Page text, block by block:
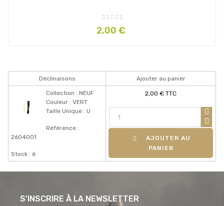
Prix
2,00 €
Déclinaisons Ajouter au panier
Collection : NEUF
Couleur : VERT
Taille Unique : U
Référence :
2604001
Stock : 6
2,00 € TTC
PANIER
S’INSCRIRE À LA NEWSLETTER